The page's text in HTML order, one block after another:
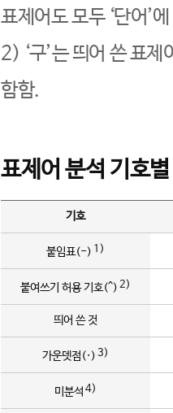
표제어도 모두 ‘단어’
2) ‘구’는 띄어 쓴 표
함함.
표제어 분석 기호
기호
붙임표(-) 1)
붙여쓰기 허용 기호(^) 2)
띄어 쓴 것
가운뎃점(·) 3)
미분석 4)